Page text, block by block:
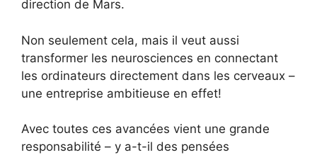
direction de Mars.
Non seulement cela, mais il veut aussi
transformer les neurosciences en connectant
les ordinateurs directement dans les cerveaux –
une entreprise ambitieuse en effet!
Avec toutes ces avancées vient une grande
responsabilité – y a-t-il des pensées